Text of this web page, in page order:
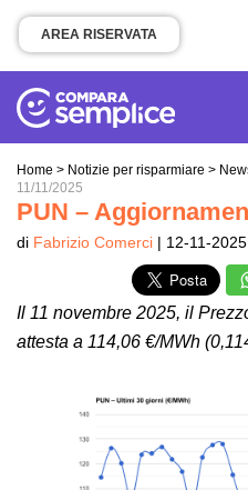
AREA RISERVATA
Home > Notizie per risparmiare >
11/11/2025
PUN –
di Fabrizio Comerci | 12-11-
Il 11 novembre 2025, il
attesta a 114,06 €/MWh